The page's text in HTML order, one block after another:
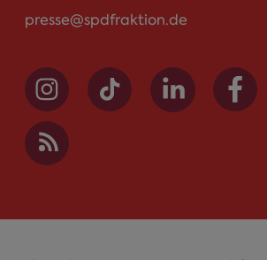
presse@spdfraktion.de